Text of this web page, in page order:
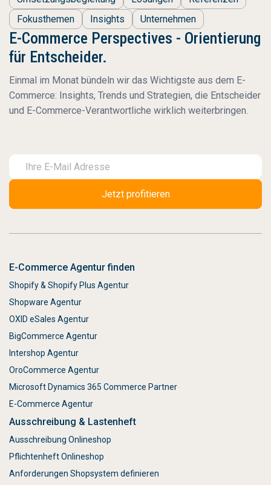
Fokusthemen
Insights Unternehmen
E-Commerce Perspectives - Orientierung
für Entscheider.
Einmal im Monat bündeln wir das Wichtigste aus dem E-
Commerce: Insights, Trends und Strategien, die Entscheider
und E-Commerce-Verantwortliche wirklich weiterbringen.
E-Commerce Agentur finden
Shopify & Shopify Plus Agentur
Shopware Agentur
OXID eSales Agentur
BigCommerce Agentur
Intershop Agentur
OroCommerce Agentur
Microsoft Dynamics 365 Commerce Partner
E-Commerce Agentur
Ausschreibung & Lastenheft
Ausschreibung Onlineshop
Pflichtenheft Onlineshop
Anforderungen Shopsystem definieren